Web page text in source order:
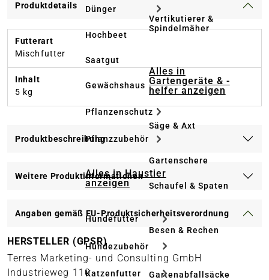
Dünger
Hochbeet
Saatgut
Gewächshaus
Pflanzenschutz
Pflanzzubehör
Alles in Haustier
anzeigen
Hundefutter
Hundezubehör
Katzenfutter
Vertikutierer &
Spindelmäher
Alles in
Gartengeräte & -
helfer anzeigen
Säge & Axt
Gartenschere
Schaufel & Spaten
Besen & Rechen
Gartenabfallsäcke
Produktdetails
Futterart
Mischfutter
Inhalt
5 kg
Produktbeschreibung
Weitere Produktinformationen
Angaben gemäß EU-Produktsicherheitsverordnung
HERSTELLER (GPSR)
Terres Marketing- und Consulting GmbH
Industrieweg 110